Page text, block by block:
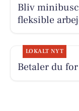
Bliv
fleksible
LOKALT NYT
Betaler du